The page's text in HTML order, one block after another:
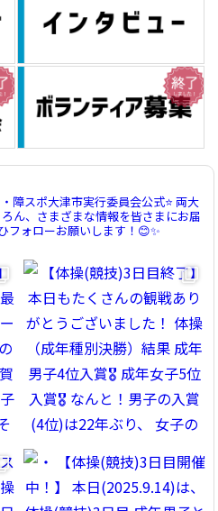
障スポ大津市実行委員会公式⭐️両大
ん、さまざまな情報を皆さまにお届
フォローお願いします！😊✨